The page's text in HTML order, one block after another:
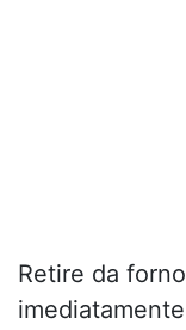
Retire da